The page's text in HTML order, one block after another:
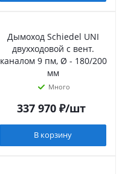
Дымоход Schiedel UNI
двухходовой с вент.
каналом 9 пм, Ø - 180/200
мм
Много
337 970₽/шт
В корзину